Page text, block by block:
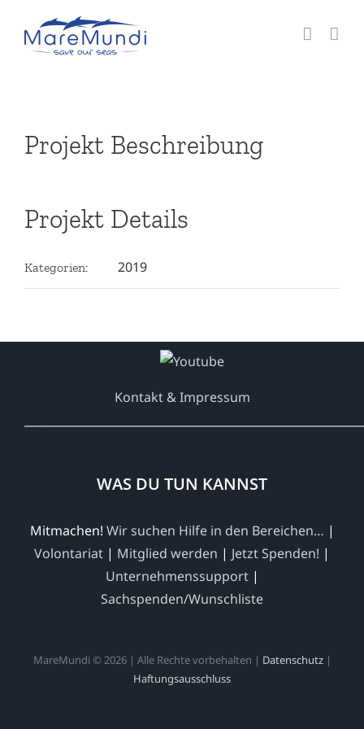
Inhalt
springen
Projekt Beschreibung
Projekt Details
Kategorien: 2019
Kontakt & Impressum
WAS DU TUN KANNST
Mitmachen! Wir suchen Hilfe in den Bereichen… |
Volontariat | Mitglied werden | Jetzt Spenden! |
Unternehmenssupport|
Sachspenden/Wunschliste
MareMundi © 2026 | Alle Rechte vorbehalten | Datenschutz|
Haftungsausschluss